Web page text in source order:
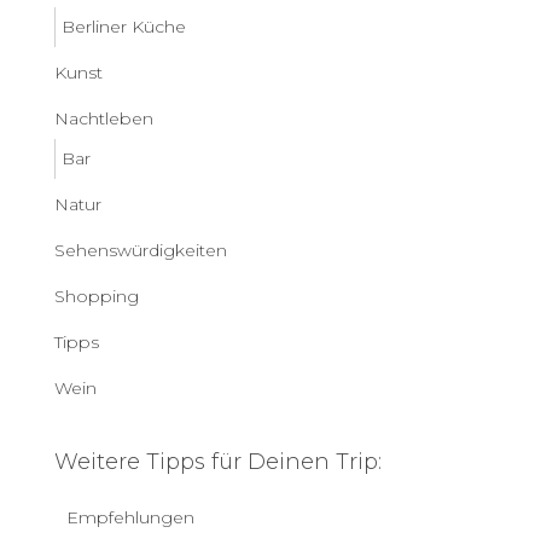
Berliner Küche
Kunst
Nachtleben
Bar
Natur
Sehenswürdigkeiten
Shopping
Tipps
Wein
Weitere Tipps für Deinen Trip:
Empfehlungen